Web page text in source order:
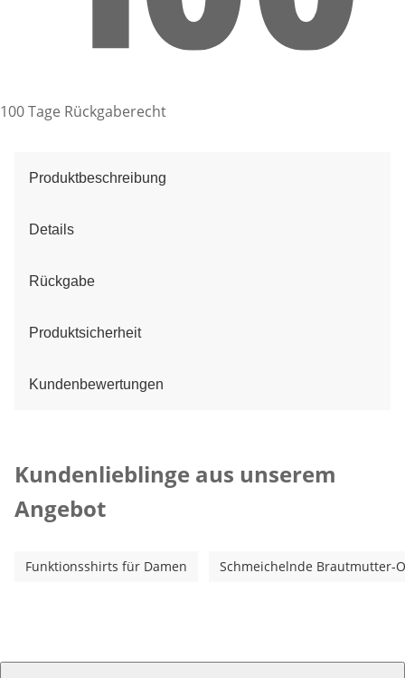
100 Tage Rückgaberecht
Produktbeschreibung
Details
Rückgabe
Produktsicherheit
Kundenbewertungen
Kundenlieblinge aus unserem
Angebot
Funktionsshirts für Damen Schmeichelnde Brautmutter-